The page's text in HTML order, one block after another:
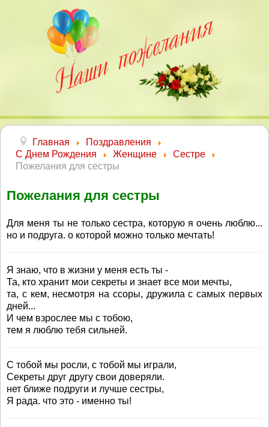
Главная
Поздравления
С Днем Рождения
Женщине
Сестре
Пожелания для сестры
Пожелания для сестры
Для меня ты не только сестра, которую я очень люблю...
но и подруга. о которой можно только мечтать!
Я знаю, что в жизни у меня есть ты -
Та, кто хранит мои секреты и знает все мои мечты,
та, с кем, несмотря на ссоры, дружила с самых первых
дней...
И чем взрослее мы с тобою,
тем я люблю тебя сильней.
С тобой мы росли, с тобой мы играли,
Секреты друг другу свои доверяли.
нет ближе подруги и лучше сестры,
Я рада. что это - именно ты!